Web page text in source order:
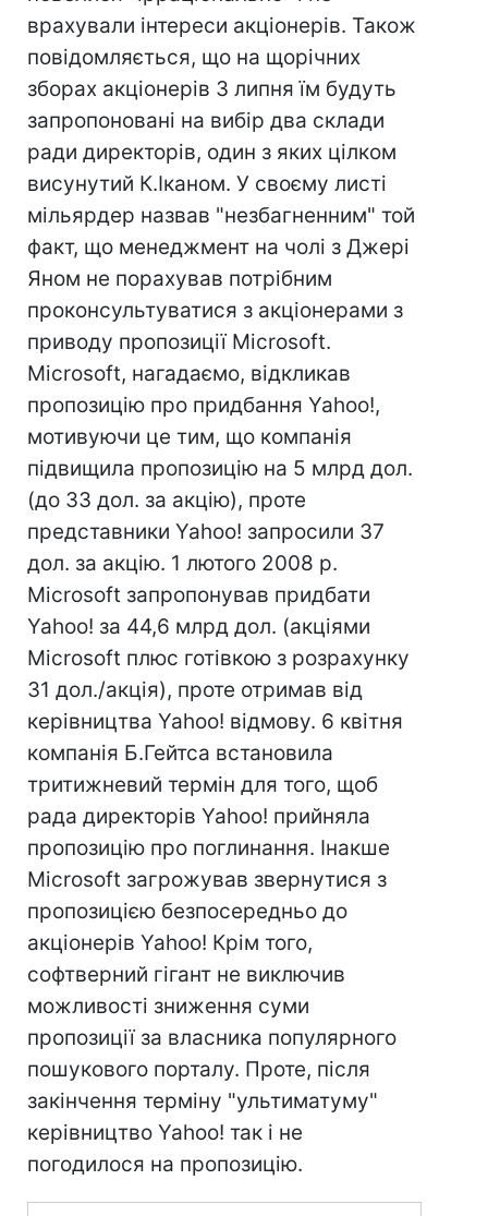
врахували інтереси акціонерів. Також
повідомляється, що на щорічних
зборах акціонерів 3 липня їм будуть
запропоновані на вибір два склади
ради директорів, один з яких цілком
висунутий К.Іканом. У своєму листі
мільярдер назвав "незбагненним" той
факт, що менеджмент на чолі з Джері
Яном не порахував потрібним
проконсультуватися з акціонерами з
приводу пропозиції Microsoft.
Microsoft, нагадаємо, відкликав
пропозицію про придбання Yahoo!,
мотивуючи це тим, що компанія
підвищила пропозицію на 5 млрд дол.
(до 33 дол. за акцію), проте
представники Yahoo! запросили 37
дол. за акцію. 1 лютого 2008 р.
Microsoft запропонував придбати
Yahoo! за 44,6 млрд дол. (акціями
Microsoft плюс готівкою з розрахунку
31 дол./акція), проте отримав від
керівництва Yahoo! відмову. 6 квітня
компанія Б.Гейтса встановила
тритижневий термін для того, щоб
рада директорів Yahoo! прийняла
пропозицію про поглинання. Інакше
Microsoft загрожував звернутися з
пропозицією безпосередньо до
акціонерів Yahoo! Крім того,
софтверний гігант не виключив
можливості зниження суми
пропозиції за власника популярного
пошукового порталу. Проте, після
закінчення терміну "ультиматуму"
керівництво Yahoo! так і не
погодилося на пропозицію.